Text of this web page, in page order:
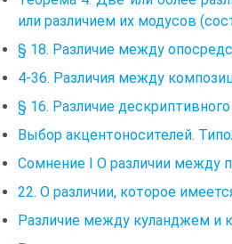
или различием их модусов
§ 18. Различие между
4-36. Различия между
§ 16. Различие
Выбор акцентоносителей.
Сомнение I О различии между
22. О различии, которое
Различие между куланджем и